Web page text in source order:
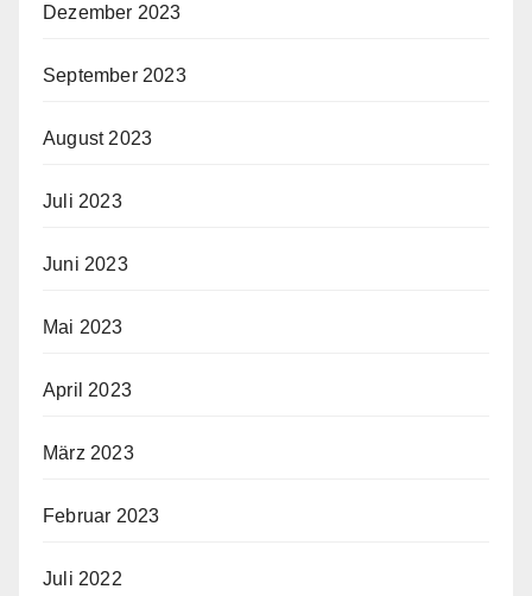
Dezember 2023
September 2023
August 2023
Juli 2023
Juni 2023
Mai 2023
April 2023
März 2023
Februar 2023
Juli 2022